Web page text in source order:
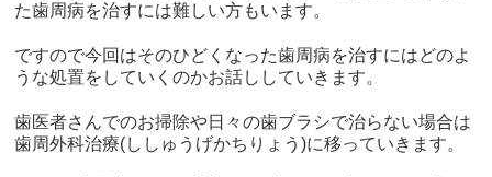
た歯周病を治すには難しい方もいます。
ですので今回はそのひどくなった歯周病を治すにはどのよ
うな処置をしていくのかお話ししていきます。
歯医者さんでのお掃除や日々の歯ブラシで治らない場合は
歯周外科治療(ししゅうげかちりょう)に移っていきます。